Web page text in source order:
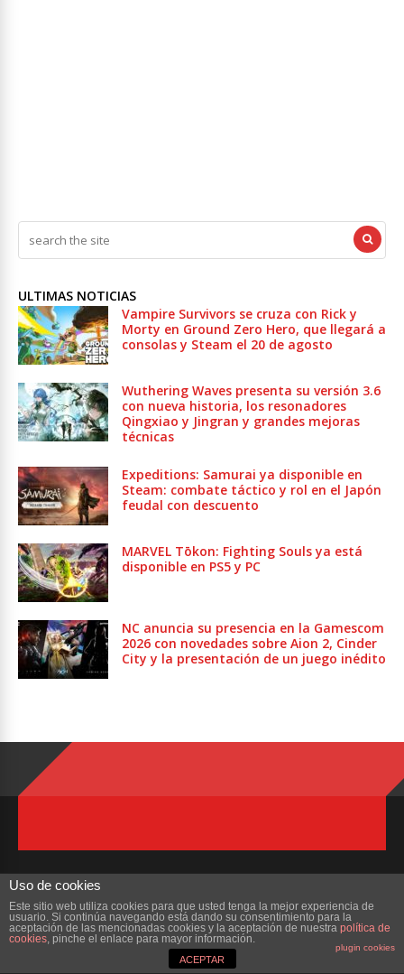
ULTIMAS NOTICIAS
Vampire Survivors se cruza con Rick y
Morty en Ground Zero Hero, que llegará a
consolas y Steam el 20 de agosto
Wuthering Waves presenta su versión 3.6
con nueva historia, los resonadores
Qingxiao y Jingran y grandes mejoras
técnicas
Expeditions: Samurai ya disponible en
Steam: combate táctico y rol en el Japón
feudal con descuento
MARVEL Tōkon: Fighting Souls ya está
disponible en PS5 y PC
NC anuncia su presencia en la Gamescom
2026 con novedades sobre Aion 2, Cinder
City y la presentación de un juego inédito
Copyright © 2023 ZonaMMORPG.com. Todos los derechos reservados
¿Quienes Somos? Colabora Contacto
Uso de cookies
Este sitio web utiliza cookies para que usted tenga la mejor experiencia de
usuario. Si continúa navegando está dando su consentimiento para la
aceptación de las mencionadas cookies y la aceptación de nuestra política de
cookies, pinche el enlace para mayor información.
plugin cookies
ACEPTAR